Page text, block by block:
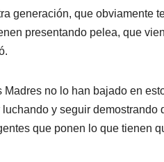
generación, que obviamente
presentando pelea, que
no lo han bajado en
y seguir demostrando
que ponen lo que tienen